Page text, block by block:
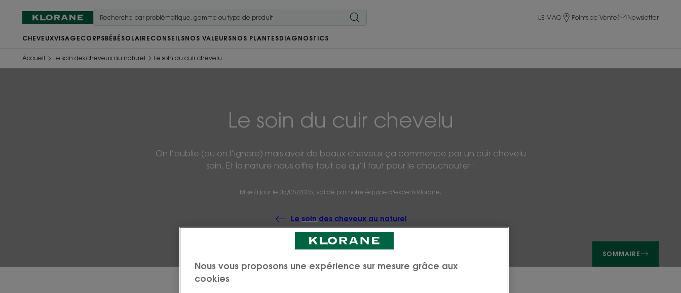
LE MAG Points de Vente Newsletter
CHEVEUXVISAGE CORPSBÉBÉ SOLAIRE CONSEILSNOS VALEURSNOS PLANTESDIAGNOSTICS
Accueil Le soin des cheveux au naturel Le soin du cuir chevelu
Le soin du cuir chevelu
On l’oublie (ou on l’ignore) mais avoir de beaux cheveux ça commence par un cuir chevelu
sain. Et la nature nous offre tout ce qu’il faut pour le chouchouter !
Mise à jour le 05/05/2026, validé par notre équipe d'experts Klorane.
Le soin des cheveux au naturel
SOMMAIRE
Nous vous proposons une expérience sur mesure grâce aux
cookies